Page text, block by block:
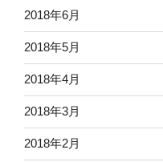
2018年6月
2018年5月
2018年4月
2018年3月
2018年2月